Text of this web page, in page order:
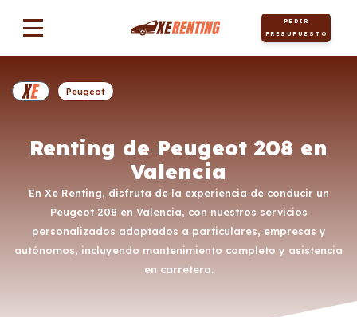
PEDIR
PRESUPUESTO
Renting de Peugeot 208 en
Valencia
En Xe Renting, disfruta de la experiencia de conducir un
Peugeot 208 en Valencia, con nuestros servicios
personalizados adaptados a particulares, empresas y
autónomos, incluyendo mantenimiento completo y asistencia
en carretera.
Peugeot